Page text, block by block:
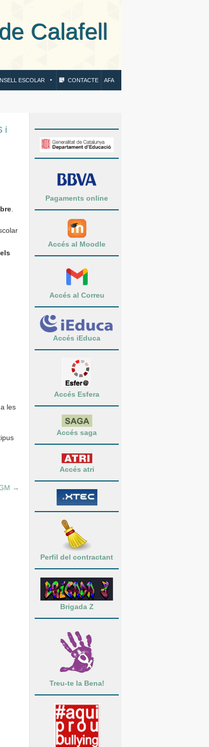
Calafell
ESCOLAR CONTACTE AFA
i
les
→
Pagaments online
Accés al Moodle
Accés al Correu
Accés iEduca
Accés Esfera
Accés saga
Accés atri
Perfil del contractant
Brigada Z
Treu-te la Bena!